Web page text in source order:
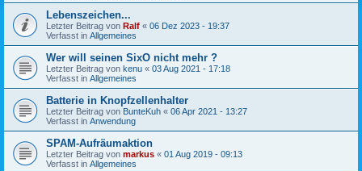
Lebenszeichen...
Letzter Beitrag von Ralf « 06 Dez 2023 - 19:37
Verfasst in Allgemeines
Wer will seinen SixO nicht mehr ?
Letzter Beitrag von kenu « 03 Aug 2021 - 17:18
Verfasst in Allgemeines
Batterie in Knopfzellenhalter
Letzter Beitrag von BunteKuh « 06 Apr 2021 - 13:27
Verfasst in Anwendung
SPAM-Aufräumaktion
Letzter Beitrag von markus « 01 Aug 2019 - 09:13
Verfasst in Allgemeines